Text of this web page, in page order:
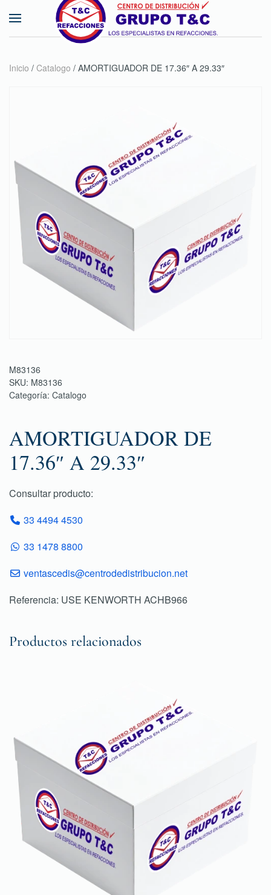
Skip to main content
Inicio / Catalogo / AMORTIGUADOR DE 17.36″ A 29.33″
M83136
SKU: M83136
Categoría: Catalogo
AMORTIGUADOR DE
17.36″ A 29.33″
Consultar producto:
33 4494 4530
33 1478 8800
ventascedis@centrodedistribucion.net
Referencia: USE KENWORTH ACHB966
Productos relacionados